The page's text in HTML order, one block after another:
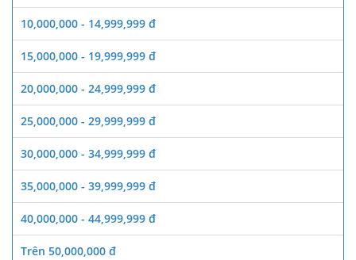
10,000,000 - 14,999,999 đ
15,000,000 - 19,999,999 đ
20,000,000 - 24,999,999 đ
25,000,000 - 29,999,999 đ
30,000,000 - 34,999,999 đ
35,000,000 - 39,999,999 đ
40,000,000 - 44,999,999 đ
Trên 50,000,000 đ